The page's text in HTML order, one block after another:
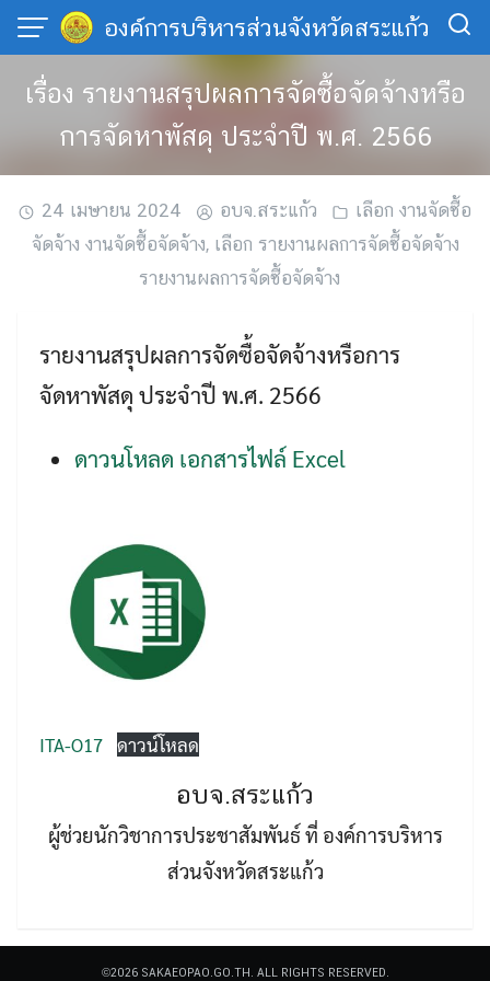
Skip
content
องค์การบริหารส่วนจังหวัดสระแก้ว
Search
เรื่อง รายงานสรุปผลการจัดซื้อจัดจ้างหรือ
การจัดหาพัสดุ ประจำปี พ.ศ. 2566
24 เมษายน 2024 อบจ.สระแก้ว
เลือก งานจัดซื้อ
จัดจ้าง งานจัดซื้อจัดจ้าง, เลือก รายงานผลการจัดซื้อจัดจ้าง
รายงานผลการจัดซื้อจัดจ้าง
รายงานสรุปผลการจัดซื้อจัดจ้างหรือการ
จัดหาพัสดุ ประจำปี พ.ศ. 2566
ดาวนโหลด เอกสารไฟล์ Excel
ITA-O17 ดาวน์โหลด
อบจ.สระแก้ว
ผู้ช่วยนักวิชาการประชาสัมพันธ์ ที่ องค์การบริหาร
ส่วนจังหวัดสระแก้ว
©2026 SAKAEOPAO.GO.TH. ALL RIGHTS RESERVED.